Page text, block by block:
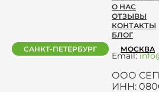
О НАС
ОТЗЫВЫ
КОНТАКТЫ
БЛОГ
Email:
ООО
ИНН:
САНКТ-ПЕТЕРБУРГ МОСКВА